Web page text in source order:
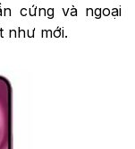
cứng và ngoại
như mới.